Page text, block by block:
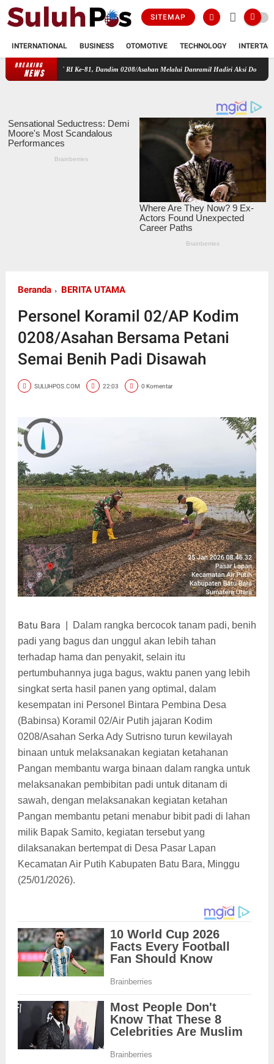
SITEMAP
INTERNATIONAL BUSINESS OTOMOTIVE TECHNOLOGY
BREAKING
NEWS
HUT RI Ke-81, Dandim 0208/Asahan Melalui Danramil Hadiri Aksi Donor Darah di
Beranda BERITA UTAMA
Personel Koramil 02/AP Kodim
0208/Asahan Bersama Petani
Semai Benih Padi Disawah
SULUHPOS.COM 22:03 0 Komentar
Batu Bara
Dalam rangka bercocok tanam padi, benih
padi yang bagus dan unggul akan lebih tahan
terhadap hama dan penyakit, selain itu
pertumbuhannya juga bagus, waktu panen yang lebih
singkat serta hasil panen yang optimal, dalam
kesempatan ini Personel Bintara Pembina Desa
(Babinsa) Koramil 02/Air Putih jajaran Kodim
0208/Asahan Serka Ady Sutrisno turun kewilayah
binaan untuk melaksanakan kegiatan ketahanan
Pangan membantu warga binaan dalam rangka untuk
melaksanakan pembibitan padi untuk ditanam di
sawah, dengan melaksanakan kegiatan ketahan
Pangan membantu petani menabur bibit padi di lahan
milik Bapak Samito, kegiatan tersebut yang
dilaksanakan bertempat di Desa Pasar Lapan
Kecamatan Air Putih Kabupaten Batu Bara, Minggu
(25/01/2026).